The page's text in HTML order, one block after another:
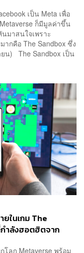
เป็น Meta เพื่อ
ก็มีมูลค่าขึ้น
มาสนใจเพราะ
ากคือ The Sandbox ซึ่ง
น) The Sandbox เป็น
ยในเกม The
ำลังฮอตฮิตจาก
โลก Metaverse พร้อม